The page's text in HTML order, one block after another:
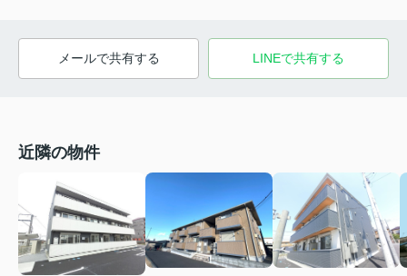
メールで共有する LINEで共有する
近隣の物件